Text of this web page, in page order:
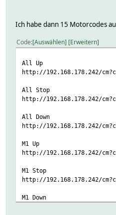
Ich habe dann 15 Motorcodes
Code Auswählen Erweitern
All Up
http://192.168.178.242/
All Stop
http://192.168.178.242/
All Down
http://192.168.178.242/
M1 Up
http://192.168.178.242/
M1 Stop
http://192.168.178.242/
M1 Down